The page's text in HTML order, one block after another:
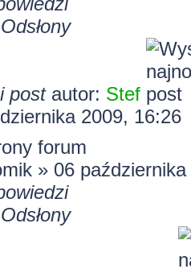
Odsłony
post autor: Stef
2009, 16:26
forum
» 06 października
Odsłony